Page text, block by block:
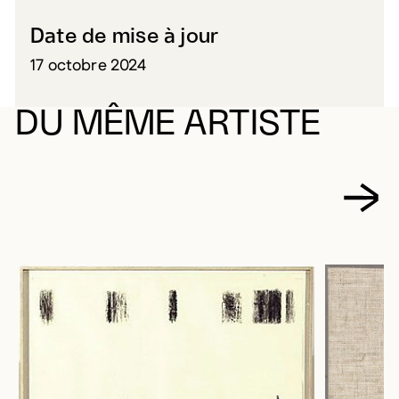
Date de mise à jour
17 octobre 2024
DU MÊME ARTISTE